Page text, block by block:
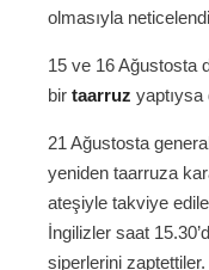
olmasıyla
15 ve 16 Ağustosta
bir taarruz yaptıysa
21 Ağustosta
yeniden taarruza
ateşiyle takviye
İngilizler saat
siperlerini